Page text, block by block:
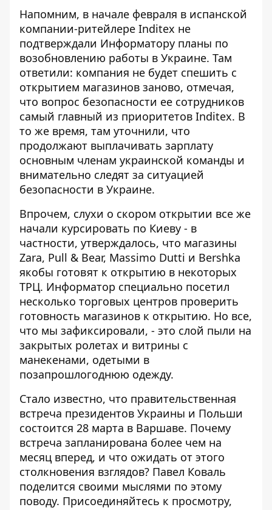
Напомним, в начале февраля в испанской
компании-ритейлере Inditex не
подтверждали Информатору планы по
возобновлению работы в Украине. Там
ответили: компания не будет спешить с
открытием магазинов заново, отмечая,
что вопрос безопасности ее сотрудников
самый главный из приоритетов Inditex. В
то же время, там уточнили, что
продолжают выплачивать зарплату
основным членам украинской команды и
внимательно следят за ситуацией
безопасности в Украине.
Впрочем, слухи о скором открытии все же
начали курсировать по Киеву - в
частности, утверждалось, что магазины
Zara, Pull & Bear, Massimo Dutti и Bershka
якобы готовят к открытию в некоторых
ТРЦ. Информатор специально посетил
несколько торговых центров проверить
готовность магазинов к открытию. Но все,
что мы зафиксировали, - это слой пыли на
закрытых ролетах и ​​витрины с
манекенами, одетыми в
позапрошлогоднюю одежду.
Стало известно, что правительственная
встреча президентов Украины и Польши
состоится 28 марта в Варшаве. Почему
встреча запланирована более чем на
месяц вперед, и что ожидать от этого
столкновения взглядов? Павел Коваль
поделится своими мыслями по этому
поводу. Присоединяйтесь к просмотру,